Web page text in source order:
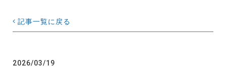
記事一覧に戻る
2026/03/19